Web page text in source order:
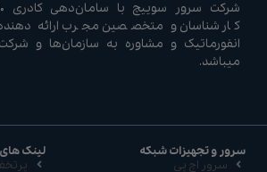
کارشناسان و متخصصین مجرب ارائه
انفورماتیک و مشاوره به سازمان‌ها و
میباشد.
سرور و تجهیزات شبکه
سرور اچ پی
لینک